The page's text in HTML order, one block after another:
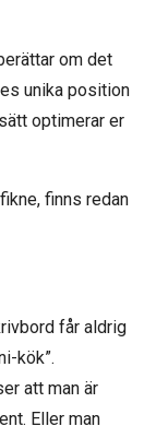
om det
unika position
optimerar er
finns redan
får aldrig
kök”.
att man är
Eller man